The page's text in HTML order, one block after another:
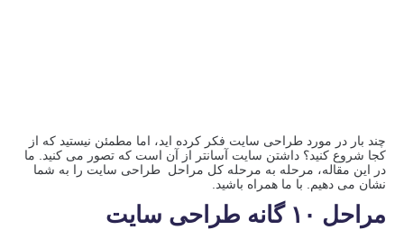
چند بار در مورد طراحی سایت فکر کرده اید، اما مطمئن نیستید که از
کجا شروع کنید؟ داشتن سایت آسانتر از آن است که تصور می کنید. ما
در این مقاله، مرحله به مرحله کل مراحل طراحی سایت را به شما
نشان می دهیم. با ما همراه باشید.
مراحل ۱۰ گانه طراحی سایت